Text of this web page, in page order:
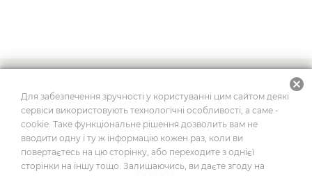
2026 © Усі права захищено
Побудовано на платформі
Для забезпечення зручності у користуванні цим сайтом деякі
сервіси використовують технологічні особливості, а саме -
cookie. Таке функціональне рішення дозволить вам не
вводити одну і ту ж інформацію кожен раз, коли ви
повертаєтесь на цю сторінку, або переходите з однієї
сторінки на іншу тощо. Залишаючись, ви даєте згоду на
cancel